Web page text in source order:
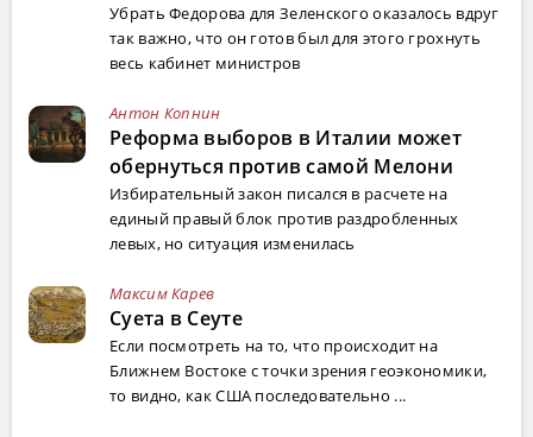
Убрать Федорова для Зеленского оказалось вдруг
так важно, что он готов был для этого грохнуть
весь кабинет министров
Антон Копнин
Реформа выборов в Италии может
обернуться против самой Мелони
Избирательный закон писался в расчете на
единый правый блок против раздробленных
левых, но ситуация изменилась
Максим Карев
Суета в Сеуте
Если посмотреть на то, что происходит на
Ближнем Востоке с точки зрения геоэкономики,
то видно, как США последовательно ...